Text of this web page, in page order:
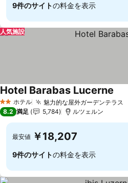
9件のサイトの料金を表示
人気施設
2 ホテルのランク
ホテル 魅力的な屋外ガーデンテラス
Hotel Barabas Lucerne
8.2 満足 5,784 ルツェルン
最安値 ￥18,207
9件のサイトの料金を表示